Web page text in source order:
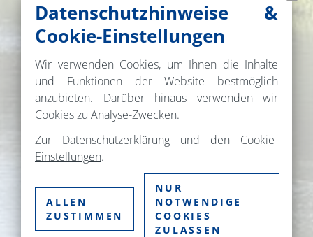
Datenschutzhinweise &
Cookie-Einstellungen
Wir verwenden Cookies, um Ihnen die Inhalte
und Funktionen der Website bestmöglich
anzubieten. Darüber hinaus verwenden wir
Cookies zu Analyse-Zwecken.
Zur Datenschutzerklärung und den Cookie-
Einstellungen.
ALLEN
ZUSTIMMEN
NUR
NOTWENDIGE
COOKIES
ZULASSEN